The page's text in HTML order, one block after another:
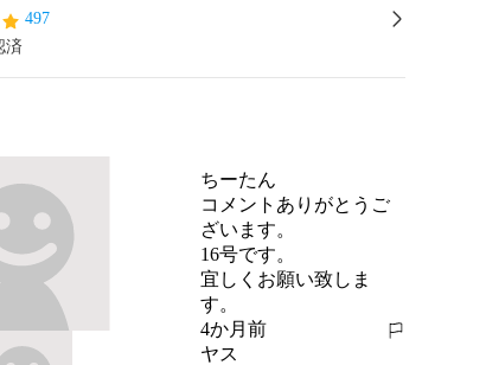
497
済
ちーたん
コメントありがとうご
ざいます。
16号です。
宜しくお願い致しま
す。
4か月前
報告する
ヤス